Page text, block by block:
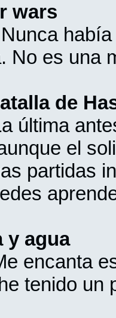
wars
No es una
de
última
el
partidas
y agua
encanta
tenido un